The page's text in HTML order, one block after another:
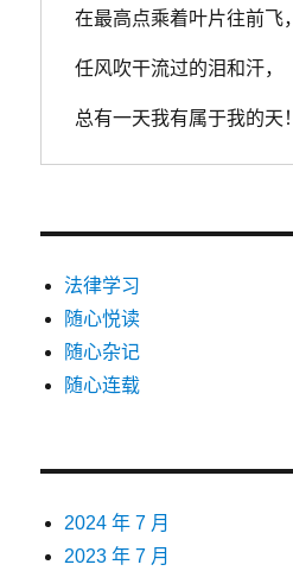
在最高点乘着叶片往前飞，
任风吹干流过的泪和汗，
总有一天我有属于我的天！
法律学习
随心悦读
随心杂记
随心连载
2024 年 7 月
2023 年 7 月